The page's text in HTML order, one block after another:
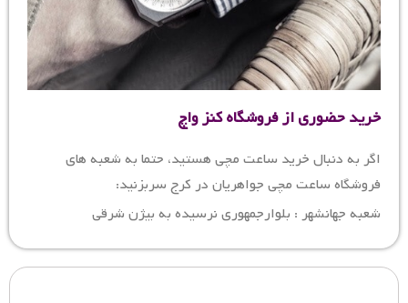
خرید حضوری از فروشگاه کنز واچ
اگر به دنبال خرید ساعت مچی هستید، حتما به شعبه های
فروشگاه ساعت مچی جواهریان در کرج سربزنید:
شعبه جهانشهر : بلوارجمهوری نرسیده به بیژن شرقی